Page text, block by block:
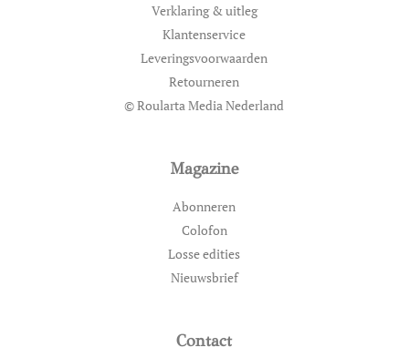
Verklaring & uitleg
Klantenservice
Leveringsvoorwaarden
Retourneren
© Roularta Media Nederland
Magazine
Abonneren
Colofon
Losse edities
Nieuwsbrief
Contact